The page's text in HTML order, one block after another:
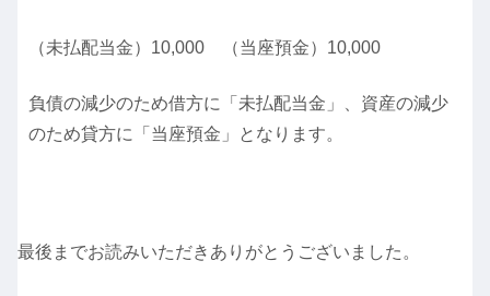
（未払配当金）10,000 （当座預金）10,000
負債の減少のため借方に「未払配当金」、資産の減少
のため貸方に「当座預金」となります。
最後までお読みいただきありがとうございました。